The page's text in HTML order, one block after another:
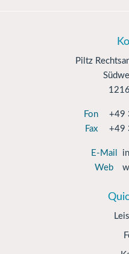
Piltz
Fon
+49
Fax
+49
E-Mail
Web